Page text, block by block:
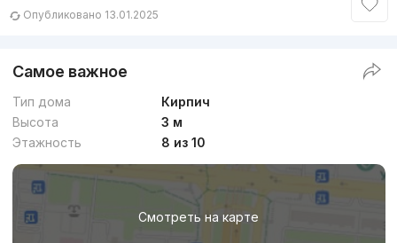
Опубликовано 13.01.2025
Самое важное
Тип дома
Кирпич
Высота
3 м
Этажность
8 из 10
Смотреть на карте